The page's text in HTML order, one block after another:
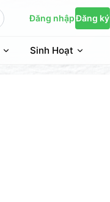
Đăng nhậpĐăng ký
Sinh Hoạt